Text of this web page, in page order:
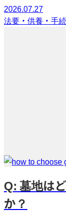
2026.07.27
法要・供養・手続
Q: 墓地は
か？